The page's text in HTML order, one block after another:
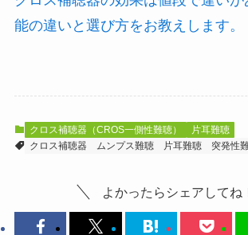
能の違いと選び方をお教えします。
クロス補聴器（CROS一側性難聴）
片耳難聴
クロス補聴器
ムンプス難聴 片耳難聴 突発性
よかったらシェアしてね